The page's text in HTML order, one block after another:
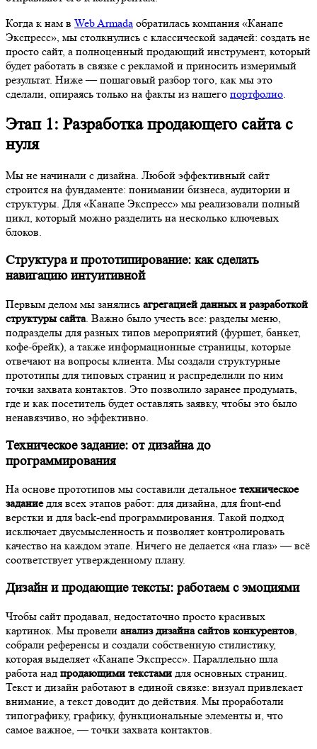
Когда к нам в Web Armada обратилась компания «Канапе
Экспресс», мы столкнулись с классической задачей: создать не
просто сайт, а полноценный продающий инструмент, который
будет работать в связке с рекламой и приносить измеримый
результат. Ниже — пошаговый разбор того, как мы это
сделали, опираясь только на факты из нашего портфолио
Этап 1: Разработка продающего сайта с
нуля
Мы не начинали с дизайна. Любой эффективный сайт
строится на фундаменте: понимании бизнеса, аудитории и
структуры. Для «Канапе Экспресс» мы реализовали полный
цикл, который можно разделить на несколько ключевых
блоков.
Структура и прототипирование: как сделать
навигацию интуитивной
Первым делом мы занялись агрегацией данных и разработкой
структуры сайта. Важно было учесть все: разделы меню,
подразделы для разных типов мероприятий (фуршет, банкет,
кофе-брейк), а также информационные страницы, которые
отвечают на вопросы клиента. Мы создали структурные
прототипы для типовых страниц и распределили по ним
точки захвата контактов. Это позволило заранее продумать,
где и как посетитель будет оставлять заявку, чтобы это было
ненавязчиво, но эффективно.
Техническое задание: от дизайна до
программирования
На основе прототипов мы составили детальное техническое
заданиедля всех этапов работ: для дизайна, для front-end
верстки и для back-end программирования. Такой подход
исключает двусмысленность и позволяет контролировать
качество на каждом этапе. Ничего не делается «на глаз» — всё
соответствует утвержденному плану.
Дизайн и продающие тексты: работаем с эмоциями
Чтобы сайт продавал, недостаточно просто красивых
картинок. Мы провели анализ дизайна сайтов конкурентов
собрали референсы и создали собственную стилистику,
которая выделяет «Канапе Экспресс». Параллельно шла
работа над продающими текстами для основных страниц.
Текст и дизайн работают в единой связке: визуал привлекает
внимание, а текст доводит до действия. Мы проработали
типографику, графику, функциональные элементы и, что
самое важное, — точки захвата контактов.